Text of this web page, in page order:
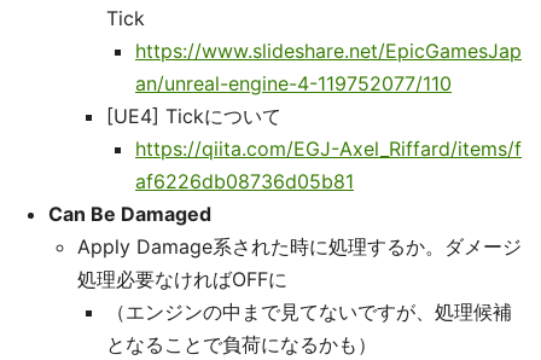
Tick
https://www.slideshare.net/EpicGamesJap
an/unreal-engine-4-119752077/110
[UE4] Tickについて
https://qiita.com/EGJ-Axel_Riffard/items/f
af6226db08736d05b81
Can Be Damaged
Apply Damage系された時に処理するか。ダメージ
処理必要なければOFFに
（エンジンの中まで見てないですが、処理候補
となることで負荷になるかも）